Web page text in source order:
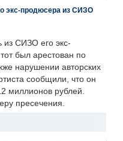
экс-продюсера из СИЗО
из СИЗО его экс-
был арестован по
нарушении авторских
сообщили, что он
миллионов рублей.
пресечения.